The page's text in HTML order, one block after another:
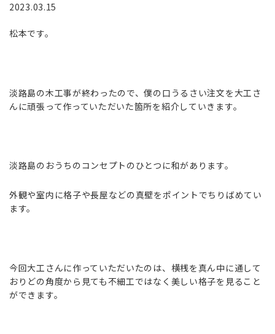
2023.03.15
松本です。
淡路島の木工事が終わったので、僕の口うるさい注文を大工さ
んに頑張って作っていただいた箇所を紹介していきます。
淡路島のおうちのコンセプトのひとつに和があります。
外観や室内に格子や長屋などの真壁をポイントでちりばめてい
ます。
今回大工さんに作っていただいたのは、横桟を真ん中に通して
おりどの角度から見ても不細工ではなく美しい格子を見ること
ができます。